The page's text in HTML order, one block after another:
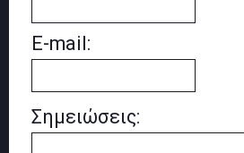
E-mail:
Σημειώσεις: